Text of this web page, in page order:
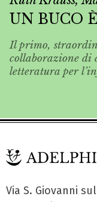
UN BUCO
Il primo,
collaborazione di
letteratura per
Via S. Giovanni